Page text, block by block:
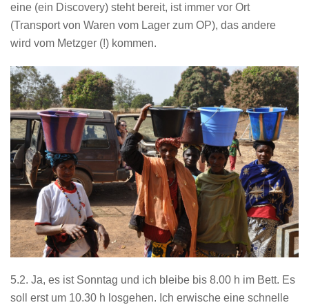
eine (ein Discovery) steht bereit, ist immer vor Ort
(Transport von Waren vom Lager zum OP), das andere
wird vom Metzger (!) kommen.
5.2. Ja, es ist Sonntag und ich bleibe bis 8.00 h im Bett. Es
soll erst um 10.30 h losgehen. Ich erwische eine schnelle